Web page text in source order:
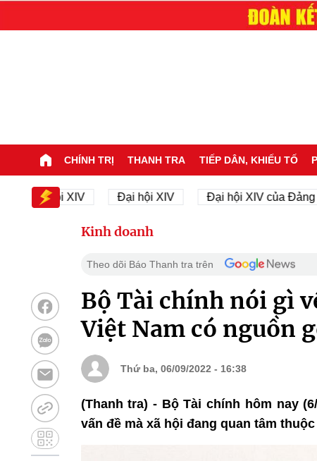
CHÍNH TRỊ THANH TRA TIẾP DÂN, KHIẾU TỐ
hội XIV Đại hội XIV Đại hội XIV của Đảng
Kinh doanh
Theo dõi Báo Thanh tra trên
Bộ Tài chính nói gì
Việt Nam có nguồn
Thứ ba, 06/09/2022 - 16:38
(Thanh tra) - Bộ Tài chính hôm nay
vấn đề mà xã hội đang quan tâm